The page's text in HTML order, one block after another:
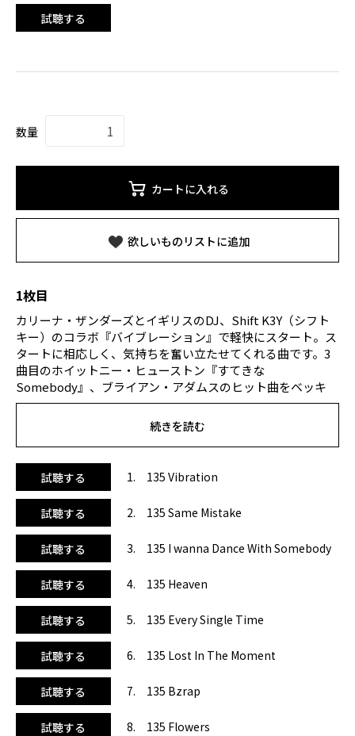
試聴する
数量
カートに入れる
欲しいものリストに追加
1枚目
カリーナ・ザンダーズとイギリスのDJ、Shift K3Y（シフト
キー）のコラボ『バイブレーション』で軽快にスタート。ス
タートに相応しく、気持ちを奮い立たせてくれる曲です。3
曲目のホイットニー・ヒューストン『すてきな
Somebody』、ブライアン・アダムスのヒット曲をベッキ
ー・ヒルがカバーした4曲目の『ヘヴン』と、名曲が力強い
アレンジで登場。7曲目はMV再生回数が公開から3日間で1億
回を突破した、アルゼンチンのDJ兼プロデューサー・ビザラ
#53』。15曲目はR&Bの華やかさとハウスミュージックの煌
びやかな陶酔感がバランスよく表現されたエイバ・マックス
の『ゴースト』。17曲目はドナ・サマーの名曲「ホット・ス
タッフ」をカバーしたスウェーデン出身のエレクトロデュ
オ、ギャランティス＆リカの『フックト』と、息つく暇もな
くイイ曲が押し寄せる！ラスト21曲目はディミトリ・ベガス
とスティーヴ・アオキのコラボ、ハワイのリゾートホテルを
舞台とした大ヒットTVドラマ「ホワイト・ロータス／諸事
情だらけのリゾートホテル」のテーマ曲で、クールにフィニ
ッシュ。ワークアウトパートは21曲を収録！筋トレ系要素の
強いアルバムは単調なイメージがありますが、選曲やアレン
ジ、多彩なクラブサウンドで飽きが来ない仕上がりで、使い
やすいと感じました。全部を紹介できないのは残念ですが、
どの曲も間違いなし！C-downトラックも3曲収録。BPMは
135均一。筋コンクラスはもちろん、ダンスエアロ、エアロ
やステップにも最適な1枚です。
続きを読む
試聴する 1. 135 Vibration
試聴する 2. 135 Same Mistake
試聴する 3. 135 I wanna Dance With Somebody
試聴する 4. 135 Heaven
試聴する 5. 135 Every Single Time
試聴する 6. 135 Lost In The Moment
試聴する 7. 135 Bzrap
試聴する 8. 135 Flowers